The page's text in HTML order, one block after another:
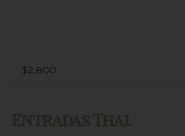
$2.800
Entradas Thai.